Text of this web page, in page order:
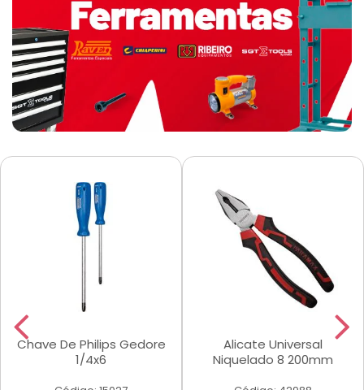
Chave De Philips Gedore
1/4x6
Alicate Universal
Niquelado 8 200mm